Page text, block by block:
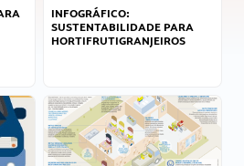
INFOGRÁFICO:
SUSTENTABILIDADE PARA
HORTIFRUTIGRANJEIROS